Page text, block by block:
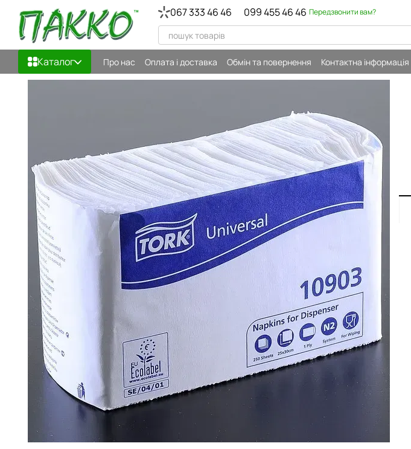
Перейти до основного контенту 067 333 46 46 099 455 46 46 Передзвонити вам?
Каталог Про нас Оплата і доставка Обмін та повернення Контактна інформація